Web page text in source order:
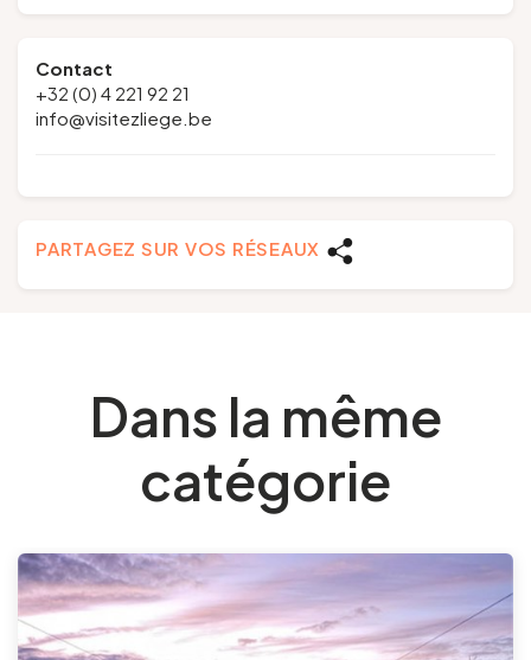
Contact
+32 (0) 4 221 92 21
info@visitezliege.be
PARTAGEZ SUR VOS RÉSEAUX
Dans la même
catégorie